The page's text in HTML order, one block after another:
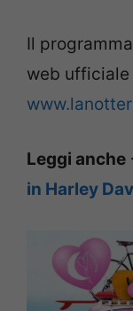
Il
web
Leggi anche
in Harley